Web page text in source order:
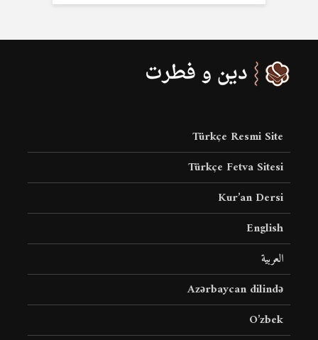
Türkçe Resmi Site
Türkçe Fetva Sitesi
Kur’an Dersi
English
العربية
Azərbaycan dilində
O’zbek